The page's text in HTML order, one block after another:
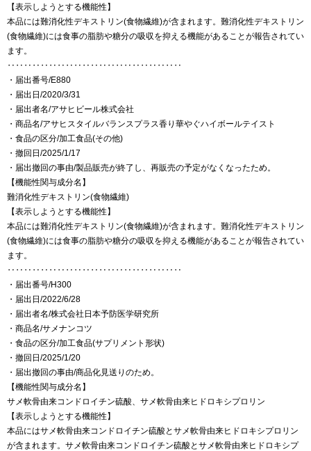
【表示しようとする機能性】
本品には難消化性デキストリン(食物繊維)が含まれます。難消化性デキストリン
(食物繊維)には食事の脂肪や糖分の吸収を抑える機能があることが報告されてい
ます。
‥‥‥‥‥‥‥‥‥‥‥‥‥‥‥‥‥‥‥‥‥
・届出番号/E880
・届出日/2020/3/31
・届出者名/アサヒビール株式会社
・商品名/アサヒスタイルバランスプラス香り華やぐハイボールテイスト
・食品の区分/加工食品(その他)
・撤回日/2025/1/17
・届出撤回の事由/製品販売が終了し、再販売の予定がなくなったため。
【機能性関与成分名】
難消化性デキストリン(食物繊維)
【表示しようとする機能性】
本品には難消化性デキストリン(食物繊維)が含まれます。難消化性デキストリン
(食物繊維)には食事の脂肪や糖分の吸収を抑える機能があることが報告されてい
ます。
‥‥‥‥‥‥‥‥‥‥‥‥‥‥‥‥‥‥‥‥‥
・届出番号/H300
・届出日/2022/6/28
・届出者名/株式会社日本予防医学研究所
・商品名/サメナンコツ
・食品の区分/加工食品(サプリメント形状)
・撤回日/2025/1/20
・届出撤回の事由/商品化見送りのため。
【機能性関与成分名】
サメ軟骨由来コンドロイチン硫酸、サメ軟骨由来ヒドロキシプロリン
【表示しようとする機能性】
本品にはサメ軟骨由来コンドロイチン硫酸とサメ軟骨由来ヒドロキシプロリン
が含まれます。サメ軟骨由来コンドロイチン硫酸とサメ軟骨由来ヒドロキシプ